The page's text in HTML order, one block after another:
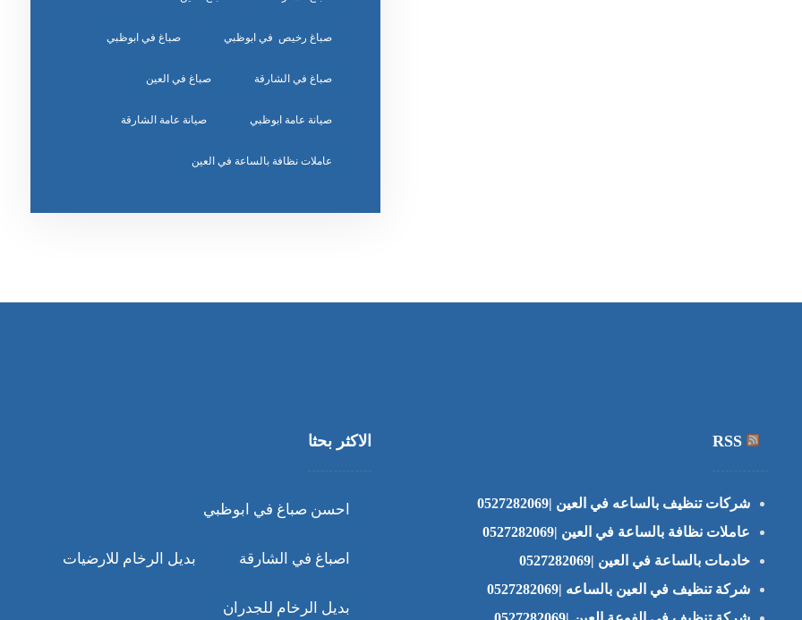
صباغ رخيص في ابوظبي صباغ في ابوظبي
صباغ في الشارقة صباغ في العين
صيانة عامة ابوظبي صيانة عامة الشارقة
عاملات نظافة بالساعة في العين
RSS
شركات تنظيف بالساعه في العين |0527282069
عاملات نظافة بالساعة في العين |0527282069
خادمات بالساعة في العين |0527282069
شركة تنظيف في العين بالساعه |0527282069
الاكثر بحثا
احسن صباغ في ابوظبي
اصباغ في الشارقة بديل الرخام للارضيات
بديل الرخام للجدران